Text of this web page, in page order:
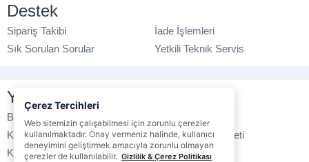
Destek
Sipariş Takibi
İade İşlemleri
Sık Sorulan Sorular
Yetkili Teknik Servis
Yasal Bilgilendirme
Banka Hesap No
Kullanım Koşulları
Ticari Elektronik İleti
K.V.K.K. Politikası
Veri Gizliliği
Çerez Tercihleri
Web sitemizin çalışabilmesi için zorunlu çerezler
kullanılmaktadır. Onay vermeniz halinde, kullanıcı
deneyimini geliştirmek amacıyla zorunlu olmayan
çerezler de kullanılabilir. Gizlilik & Çerez Politikası